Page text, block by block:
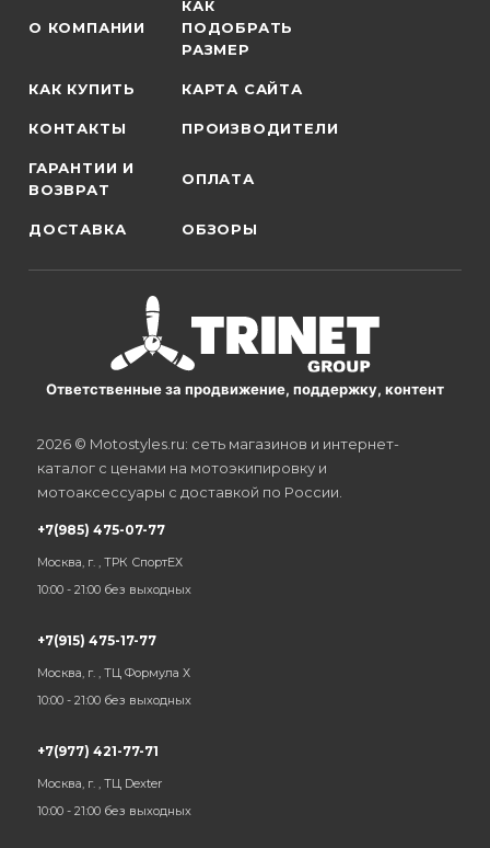
О КОМПАНИИ
КАК
ПОДОБРАТЬ
РАЗМЕР
КАК КУПИТЬ КАРТА САЙТА
КОНТАКТЫ ПРОИЗВОДИТЕЛИ
ГАРАНТИИ И
ВОЗВРАТ
ОПЛАТА
ДОСТАВКА ОБЗОРЫ
Ответственные за продвижение, поддержку, контент
2026 © Motostyles.ru: сеть магазинов и интернет-
каталог с ценами на мотоэкипировку и
мотоаксессуары с доставкой по России.
+7(985) 475-07-77
Москва, г. , ТРК СпортЕХ
10:00 - 21:00 без выходных
+7(915) 475-17-77
Москва, г. , ТЦ Формула Х
10:00 - 21:00 без выходных
+7(977) 421-77-71
Москва, г. , ТЦ Dexter
10:00 - 21:00 без выходных